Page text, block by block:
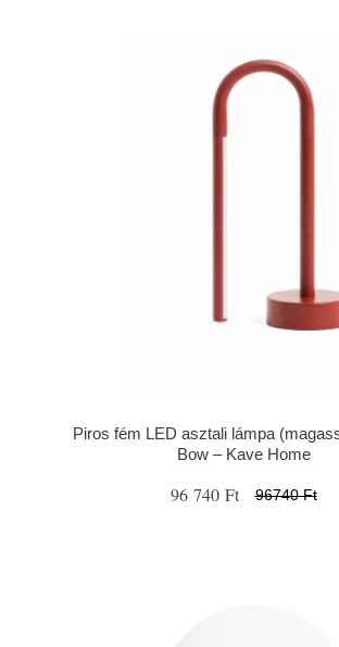
Piros fém LED asztali lámpa
Bow – Kave Home
96 740 Ft 96740 Ft